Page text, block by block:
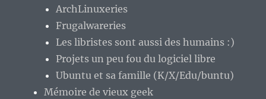
ArchLinuxeries
Frugalwareries
Les libristes sont aussi des humains :)
Projets un peu fou du logiciel libre
Ubuntu et sa famille (K/X/Edu/buntu)
Mémoire de vieux geek